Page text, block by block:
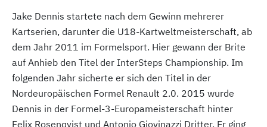
Jake Dennis startete nach dem Gewinn mehrerer
Kartserien, darunter die U18-Kartweltmeisterschaft, ab
dem Jahr 2011 im Formelsport. Hier gewann der Brite
auf Anhieb den Titel der InterSteps Championship. Im
folgenden Jahr sicherte er sich den Titel in der
Nordeuropäischen Formel Renault 2.0. 2015 wurde
Dennis in der Formel-3-Europameisterschaft hinter
Felix Rosenqvist und Antonio Giovinazzi Dritter. Er ging